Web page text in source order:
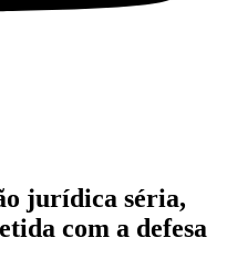
jurídica séria,
com a defesa